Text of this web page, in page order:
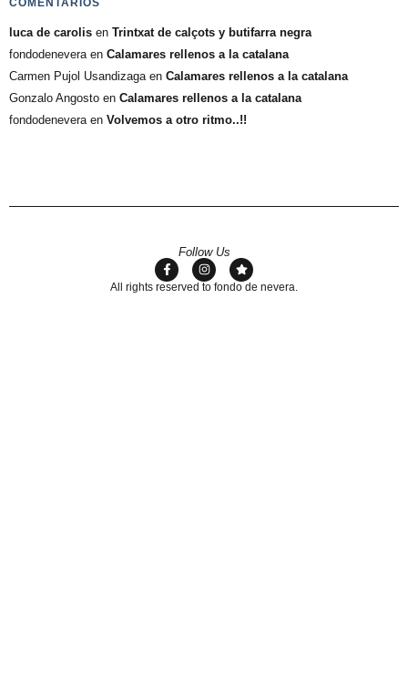
luca de carolis en Trintxat de calçots y butifarra negra
fondodenevera en Calamares rellenos a la catalana
Carmen Pujol Usandizaga en Calamares rellenos a la catalana
Gonzalo Angosto en Calamares rellenos a la catalana
fondodenevera en Volvemos a otro ritmo..!!
Follow Us
All rights reserved to fondo de nevera.